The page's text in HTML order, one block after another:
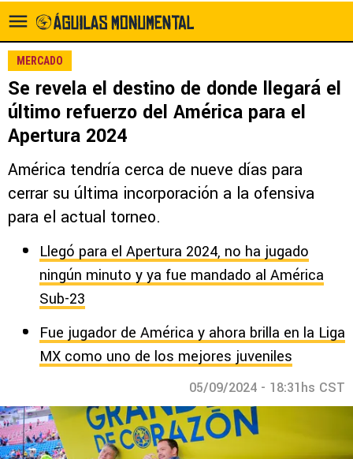
MERCADO
Se revela el destino de donde llegará el
último refuerzo del América para el
Apertura 2024
América tendría cerca de nueve días para
cerrar su última incorporación a la ofensiva
para el actual torneo.
Llegó para el Apertura 2024, no ha jugado
ningún minuto y ya fue mandado al América
Sub-23
Fue jugador de América y ahora brilla en la Liga
MX como uno de los mejores juveniles
05/09/2024 - 18:31hs CST